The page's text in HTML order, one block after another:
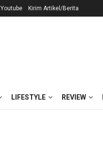
Youtube Kirim Artikel/Berita
LIFESTYLE REVIEW